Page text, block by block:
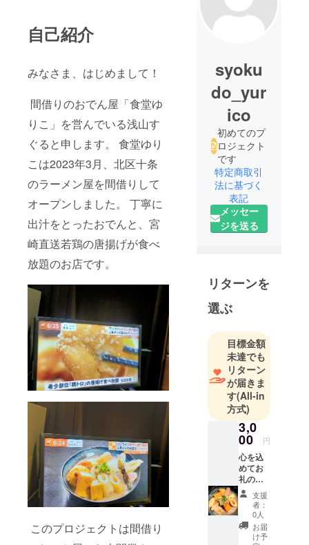
自己紹介
みなさま、はじめまして！
間借りのおでん屋「食堂ゆ
りこ」を営んでいる浅山す
ぐると申します。 食堂ゆり
こは2023年3月、北区十条
のラーメン屋を間借りして
オープンしました。 丁寧に
出汁をとったおでんと、宮
崎直送若鶏の唐揚げが食べ
放題のお店です。
このプロジェクトは間借り
syoku
do_yur
ico
初めてのプ
ロジェクト
です
特定商取引
法に基づく
表記
メッセー
ジを送る
リターンを
選ぶ
目標金額
未達でも
リターン
が届きま
す(All-in
方式)
3,0
00 円
心を込
めてお
礼の
メール
を送り
ます。
来店出
来ない
支援
者：
0人
お届
け予